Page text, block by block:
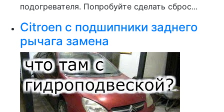
подогревателя. Попробуйте сделать сброс...
Citroen c подшипники заднего
рычага замена